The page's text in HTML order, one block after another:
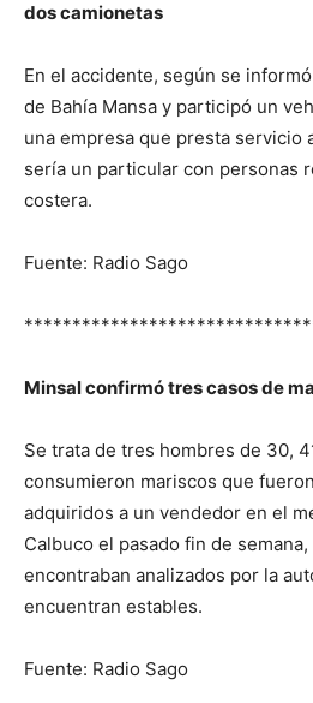
dos camionetas
En el accidente, según se
de Bahía Mansa y participó un
una empresa que presta servicio
sería un particular con personas
costera.
Fuente: Radio Sago
Minsal confirmó tres casos de
Se trata de tres hombres de 30,
consumieron mariscos que
adquiridos a un vendedor en el
Calbuco el pasado fin de
encontraban analizados por la
encuentran estables.
Fuente: Radio Sago